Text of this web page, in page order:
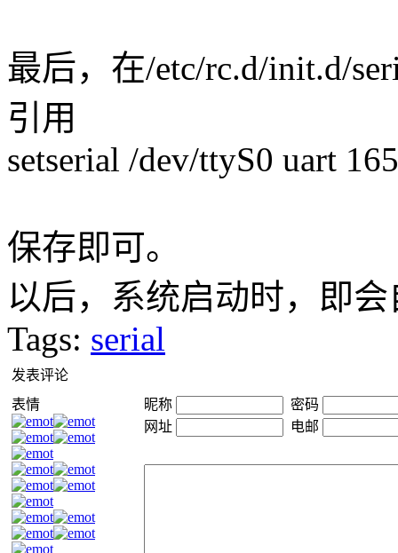
最后，在/etc/rc.d/init.d/
引用
setserial /dev/ttyS0 uart
保存即可。
以后，系统启动时，即
Tags: serial
发表评论
表情
昵称
密码
网址
电邮